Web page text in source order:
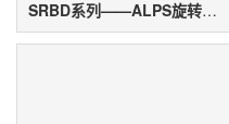
SRBD系列——ALPS旋转开关